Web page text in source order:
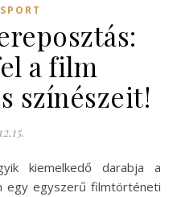
SPORT
a film
színészeit!
egy egyszerű filmtörténeti